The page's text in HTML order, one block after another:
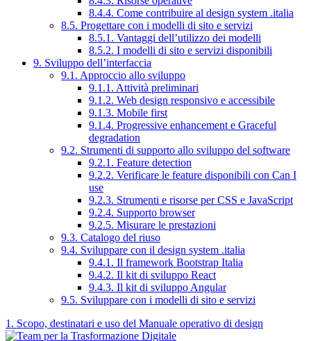
8.4.4. Come contribuire al design system .italia
8.5. Progettare con i modelli di sito e servizi
8.5.1. Vantaggi dell’utilizzo dei modelli
8.5.2. I modelli di sito e servizi disponibili
9. Sviluppo dell’interfaccia
9.1. Approccio allo sviluppo
9.1.1. Attività preliminari
9.1.2. Web design responsivo e accessibile
9.1.3. Mobile first
9.1.4. Progressive enhancement e Graceful
degradation
9.2. Strumenti di supporto allo sviluppo del software
9.2.1. Feature detection
9.2.2. Verificare le feature disponibili con Can I
use
9.2.3. Strumenti e risorse per CSS e JavaScript
9.2.4. Supporto browser
9.2.5. Misurare le prestazioni
9.3. Catalogo del riuso
9.4. Sviluppare con il design system .italia
9.4.1. Il framework Bootstrap Italia
9.4.2. Il kit di sviluppo React
9.4.3. Il kit di sviluppo Angular
9.5. Sviluppare con i modelli di sito e servizi
1. Scopo, destinatari e uso del Manuale operativo di design